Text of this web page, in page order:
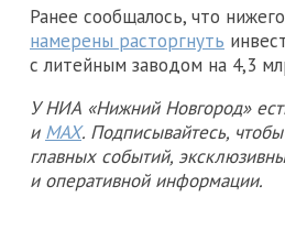
Ранее сообщалось, что
намерены расторгнуть
с литейным заводом на 4,3
У НИА «Нижний Новгород»
и MAX. Подписывайтесь,
главных событий,
и оперативной информации.